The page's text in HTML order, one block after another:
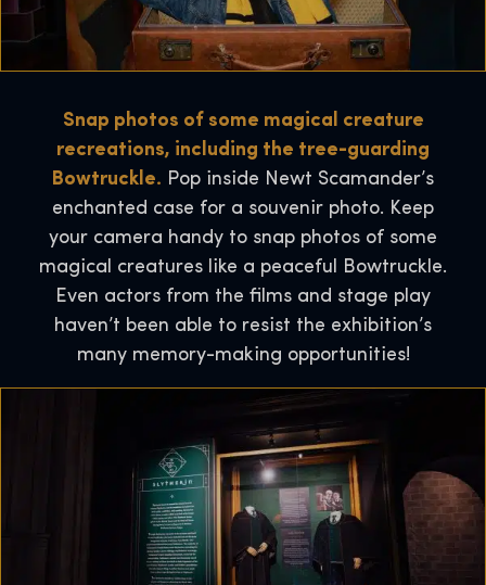
Snap photos of some magical creature
recreations, including the tree-guarding
Bowtruckle. Pop inside Newt Scamander’s
enchanted case for a souvenir photo. Keep
your camera handy to snap photos of some
magical creatures like a peaceful Bowtruckle.
Even actors from the films and stage play
haven’t been able to resist the exhibition’s
many memory-making opportunities!